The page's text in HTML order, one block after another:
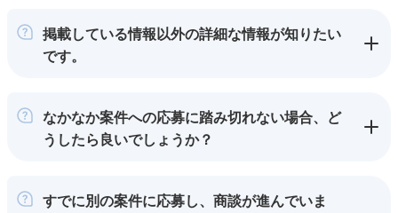
掲載している情報以外の詳細な情報が知りたい
です。
なかなか案件への応募に踏み切れない場合、ど
うしたら良いでしょうか？
すでに別の案件に応募し、商談が進んでいま